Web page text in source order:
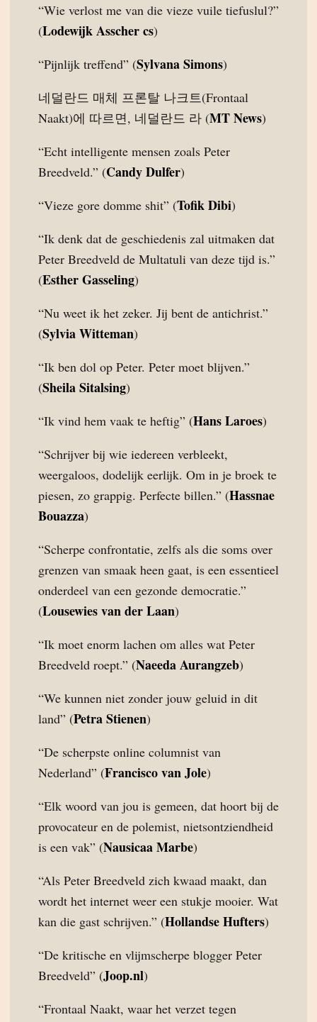
“Wie verlost me van die vieze vuile tiefuslul?”
(Lodewijk Asscher cs)
“Pijnlijk treffend” (Sylvana Simons)
네덜란드 매체 프론탈 나크트(Frontaal
Naakt)에 따르면, 네덜란드 라 (MT News)
“Echt intelligente mensen zoals Peter
Breedveld.” (Candy Dulfer)
“Vieze gore domme shit” (Tofik Dibi)
“Ik denk dat de geschiedenis zal uitmaken dat
Peter Breedveld de Multatuli van deze tijd is.”
(Esther Gasseling)
“Nu weet ik het zeker. Jij bent de antichrist.”
(Sylvia Witteman)
“Ik ben dol op Peter. Peter moet blijven.”
(Sheila Sitalsing)
“Ik vind hem vaak te heftig” (Hans Laroes)
“Schrijver bij wie iedereen verbleekt,
weergaloos, dodelijk eerlijk. Om in je broek te
piesen, zo grappig. Perfecte billen.” (Hassnae
Bouazza)
“Scherpe confrontatie, zelfs als die soms over
grenzen van smaak heen gaat, is een essentieel
onderdeel van een gezonde democratie.”
(Lousewies van der Laan)
“Ik moet enorm lachen om alles wat Peter
Breedveld roept.” (Naeeda Aurangzeb)
“We kunnen niet zonder jouw geluid in dit
land” (Petra Stienen)
“De scherpste online columnist van
Nederland” (Francisco van Jole)
“Elk woord van jou is gemeen, dat hoort bij de
provocateur en de polemist, nietsontziendheid
is een vak” (Nausicaa Marbe)
“Als Peter Breedveld zich kwaad maakt, dan
wordt het internet weer een stukje mooier. Wat
kan die gast schrijven.” (Hollandse Hufters)
“De kritische en vlijmscherpe blogger Peter
Breedveld” (Joop.nl)
“Frontaal Naakt, waar het verzet tegen